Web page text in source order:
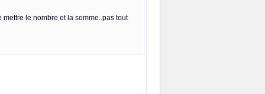
le nombre et la somme..pas tout